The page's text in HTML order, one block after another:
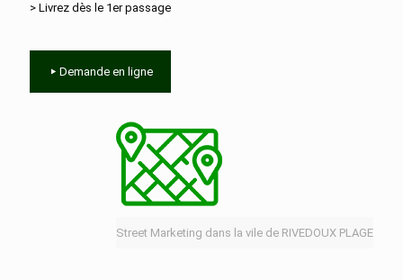
> Livrez dès le 1er passage
Demande en ligne
Street Marketing dans la vile de RIVEDOUX PLAGE